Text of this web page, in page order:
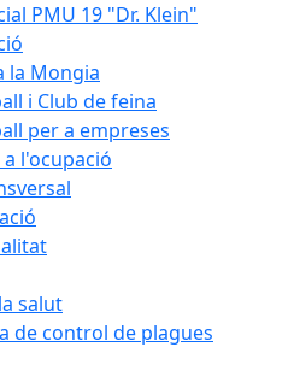
PMU 19 "Dr. Klein"
la Mongia
i Club de feina
per a empreses
l'ocupació
salut
de control de plagues